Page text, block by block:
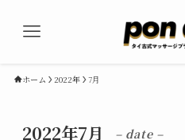
ホーム 2022年 7月
2022年7月 – date –